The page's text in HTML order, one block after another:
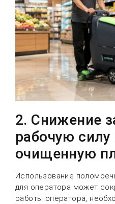
2. Снижение
рабочую силу
очищенную
Использование
для оператора может
работы оператора,